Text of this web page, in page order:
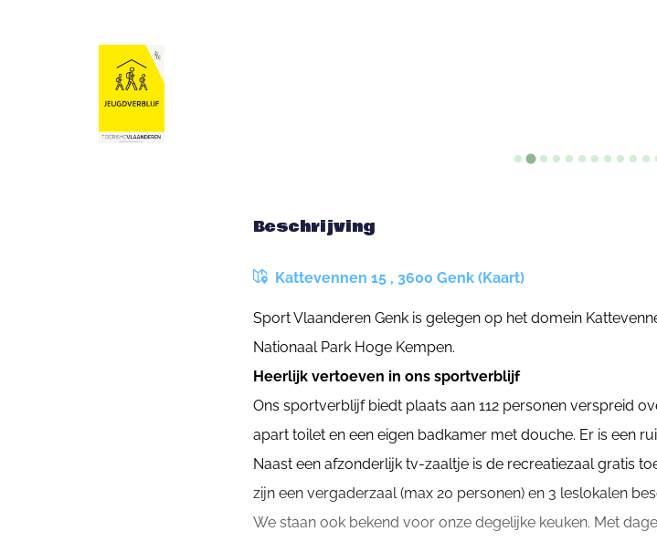
Beschrijving
Kattevennen 15 , 3600 Genk (Kaart)
Sport Vlaanderen Genk is gelegen op het domein
Nationaal Park Hoge Kempen.
Heerlijk vertoeven in ons sportverblijf
Ons sportverblijf biedt plaats aan 112 personen verspreid
apart toilet en een eigen badkamer met douche. Er is een
Naast een afzonderlijk tv-zaaltje is de recreatiezaal gratis
zijn een vergaderzaal (max 20 personen) en 3 leslokalen
We staan ook bekend voor onze degelijke keuken. Met